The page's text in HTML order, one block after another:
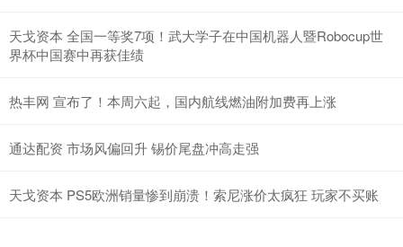
天戈资本 全国一等奖7项！武大学子在中国机器人暨Robocup世
界杯中国赛中再获佳绩
热丰网 宣布了！本周六起，国内航线燃油附加费再上涨
通达配资 市场风偏回升 锡价尾盘冲高走强
天戈资本 PS5欧洲销量惨到崩溃！索尼涨价太疯狂 玩家不买账